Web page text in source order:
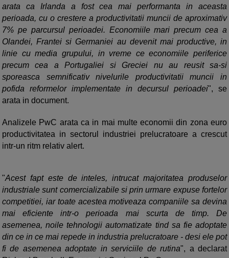
arata ca Irlanda a fost cea mai performanta in aceasta
perioada, cu o crestere a productivitatii muncii de aproximativ
7% pe parcursul perioadei. Economiile mari precum cea a
Olandei, Frantei si Germaniei au devenit mai productive, in
linie cu media grupului, in vreme ce economiile periferice
precum cea a Portugaliei si Greciei nu au reusit sa-si
sporeasca semnificativ nivelurile productivitatii muncii in
pofida reformelor implementate in decursul perioadei", se
arata in document.
Analizele PwC arata ca in mai multe economii din zona euro
productivitatea in sectorul industriei prelucratoare a crescut
intr-un ritm relativ alert.
"Acest fapt este de inteles, intrucat majoritatea produselor
industriale sunt comercializabile si prin urmare expuse fortelor
competitiei, iar toate acestea motiveaza companiile sa devina
mai eficiente intr-o perioada mai scurta de timp. De
asemenea, noile tehnologii automatizate tind sa fie adoptate
din ce in ce mai repede in industria prelucratoare - desi ele pot
fi de asemenea adoptate in serviciile de rutina", a declarat